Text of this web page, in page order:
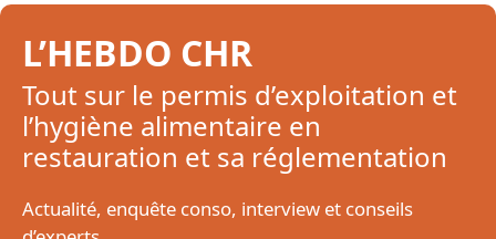
L’HEBDO CHR
Tout sur le permis d’exploitation et
l’hygiène alimentaire en
restauration et sa réglementation
Actualité, enquête conso, interview et conseils